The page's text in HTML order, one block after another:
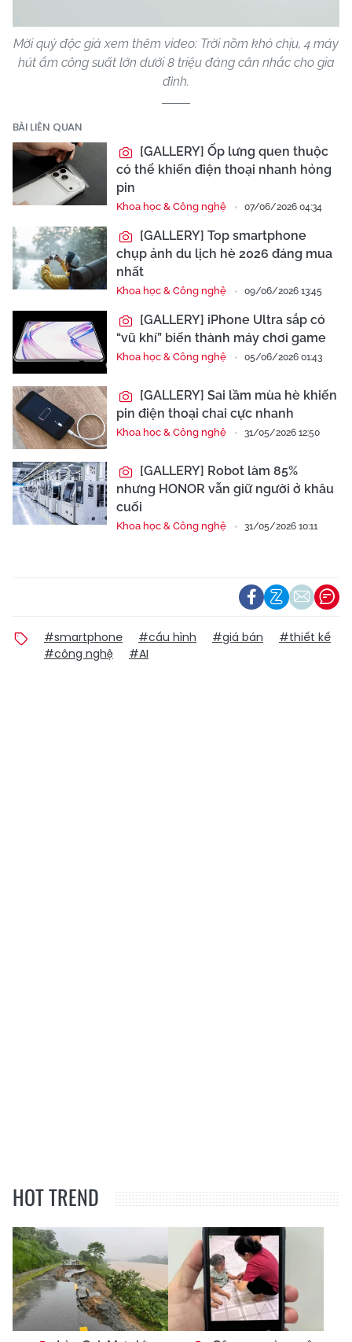
Mời quý độc giả xem thêm video: Trời nồm khó chịu, 4 máy
hút ẩm công suất lớn dưới 8 triệu đáng cân nhắc cho gia
đình.
BÀI LIÊN QUAN
[GALLERY] Ốp lưng quen thuộc
có thể khiến điện thoại nhanh hỏng
pin
Khoa học & Công nghệ 07/06/2026 04:34
[GALLERY] Top smartphone
chụp ảnh du lịch hè 2026 đáng mua
nhất
Khoa học & Công nghệ 09/06/2026 13:45
[GALLERY] iPhone Ultra sắp có
“vũ khí” biến thành máy chơi game
Khoa học & Công nghệ 05/06/2026 01:43
[GALLERY] Sai lầm mùa hè khiến
pin điện thoại chai cực nhanh
Khoa học & Công nghệ 31/05/2026 12:50
[GALLERY] Robot làm 85%
nhưng HONOR vẫn giữ người ở khâu
cuối
Khoa học & Công nghệ 31/05/2026 10:11
#smartphone #cấu hình #giá bán
#thiết kế
#công nghệ
#AI
HOT TREND